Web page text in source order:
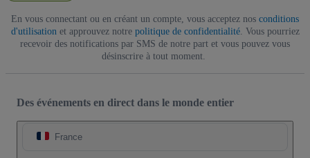
En vous connectant ou en créant un compte, vous acceptez nos conditions
d'utilisationet approuvez notre politique de confidentialité. Vous pourriez
recevoir des notifications par SMS de notre part et vous pouvez vous
désinscrire à tout moment.
Des événements en direct dans le monde entier
France